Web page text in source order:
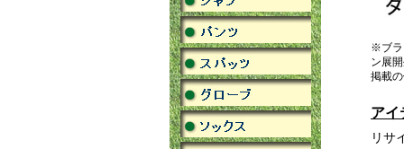
※ブラ
ン展
掲載
アイ
リサ